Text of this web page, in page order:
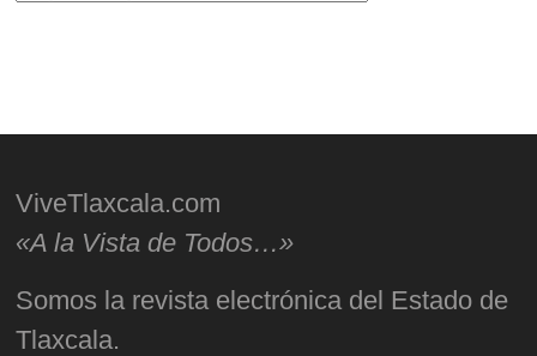
ViveTlaxcala.com
«A la Vista de Todos…»
Somos la revista electrónica del Estado de
Tlaxcala.